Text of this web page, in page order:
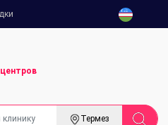
Термез